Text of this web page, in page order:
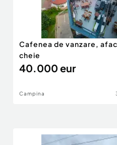
Cafenea de vanzare,
cheie
40.000 eur
Campina